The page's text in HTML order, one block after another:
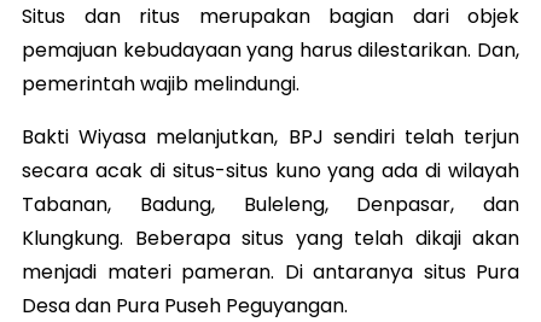
Situs dan ritus merupakan bagian dari objek
pemajuan kebudayaan yang harus dilestarikan. Dan,
pemerintah wajib melindungi.
Bakti Wiyasa melanjutkan, BPJ sendiri telah terjun
secara acak di situs-situs kuno yang ada di wilayah
Tabanan, Badung, Buleleng, Denpasar, dan
Klungkung. Beberapa situs yang telah dikaji akan
menjadi materi pameran. Di antaranya situs Pura
Desa dan Pura Puseh Peguyangan.